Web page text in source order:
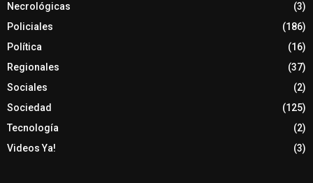
Necrológicas
(3)
Policiales
(186)
Política
(16)
Regionales
(37)
Sociales
(2)
Sociedad
(125)
Tecnología
(2)
Videos Ya!
(3)